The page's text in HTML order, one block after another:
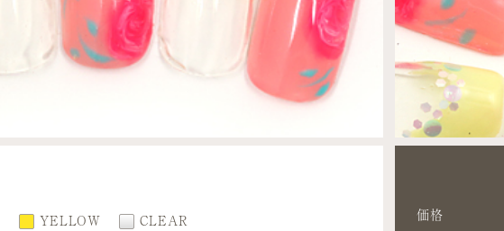
YELLOW
CLEAR
価格